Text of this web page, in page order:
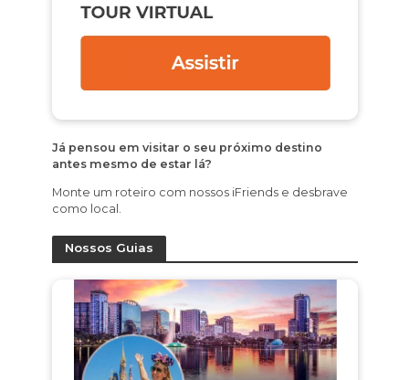
Já pensou em visitar o seu próximo destino
antes mesmo de estar lá?
Monte um roteiro com nossos iFriends e desbrave
como local.
Nossos Guias